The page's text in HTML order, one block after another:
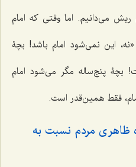
می‌دانیم. اما وقتی که امام
این نمی‌شود امام باشد! بچۀ
بچۀ پنج‌ساله مگر می‌شود امام
فقط همین‌قدر است.
ظاهری مردم نسبت به